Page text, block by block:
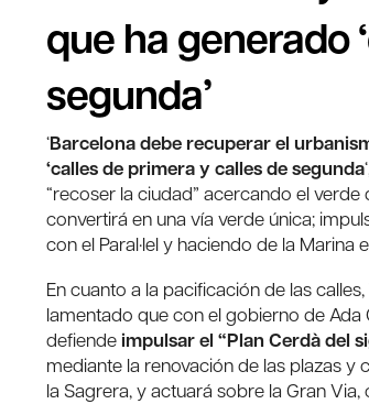
que ha generado
segunda’
‘Barcelona debe recuperar el
‘calles de primera y calles de segunda
“recoser la ciudad” acercando el
convertirá en una vía verde única;
con el Paral·lel y haciendo de la
En cuanto a la pacificación de las
lamentado que con el gobierno de Ada
defiendeimpulsar el “Plan Cerdà del
mediante la renovación de las plazas y
la Sagrera, y actuará sobre la Gran